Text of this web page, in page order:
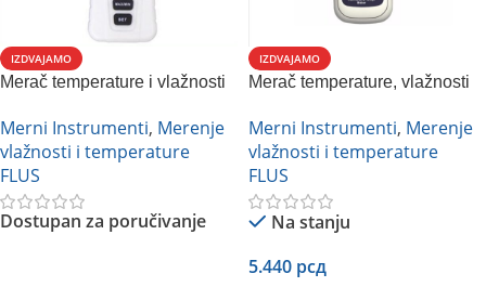
IZDVAJAMO
Merač temperature i vlažnosti
Merni Instrumenti, Merenje
vlažnosti i temperature
FLUS
Dostupan za poručivanje
IZDVAJAMO
Merač temperature, vlažnosti
temperature vlažnog
termometra Flus MT-913
Merni Instrumenti, Merenje
vlažnosti i temperature
FLUS
Na stanju
5.440 рсд